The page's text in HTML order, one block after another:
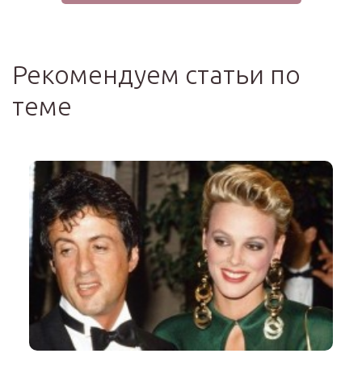
Рекомендуем статьи по
теме